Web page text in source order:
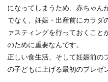
になってしまうため、赤ちゃん
でなく、妊娠・出産前にカラダ
ァスティングを行っておくこと
のために重要なんです。
正しい食生活、そして妊娠前の
の子どもに上げる最初のプレゼ